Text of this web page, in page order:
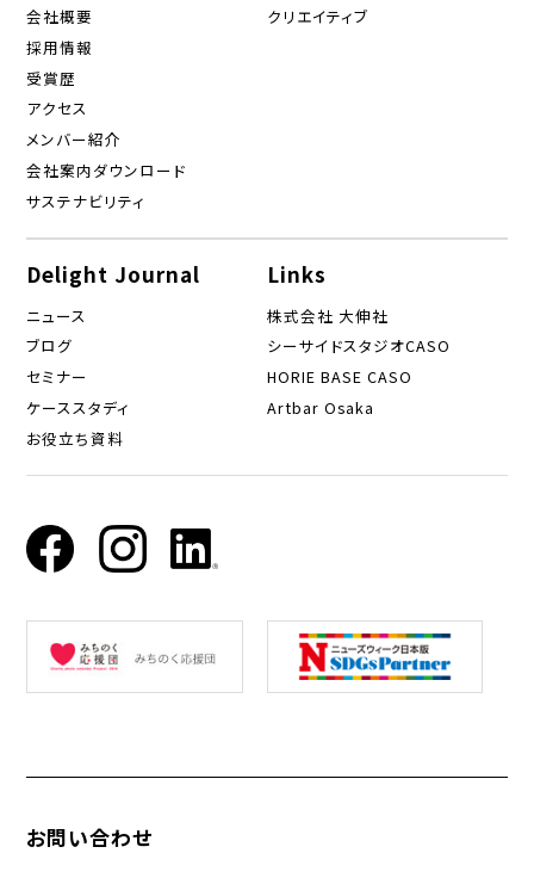
会社概要
採用情報
受賞歴
アクセス
メンバー紹介
会社案内ダウンロード
サステナビリティ
クリエイティブ
Delight Journal
ニュース
ブログ
セミナー
ケーススタディ
お役立ち資料
Links
株式会社 大伸社
シーサイドスタジオCASO
HORIE BASE CASO
Artbar Osaka
お問い合わせ